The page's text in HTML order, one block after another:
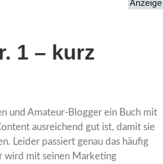
1 – kurz
und Amateur-Blogger ein Buch mit
ausreichend gut ist, damit sie
Leider passiert genau das häufig
wird mit seinen Marketing